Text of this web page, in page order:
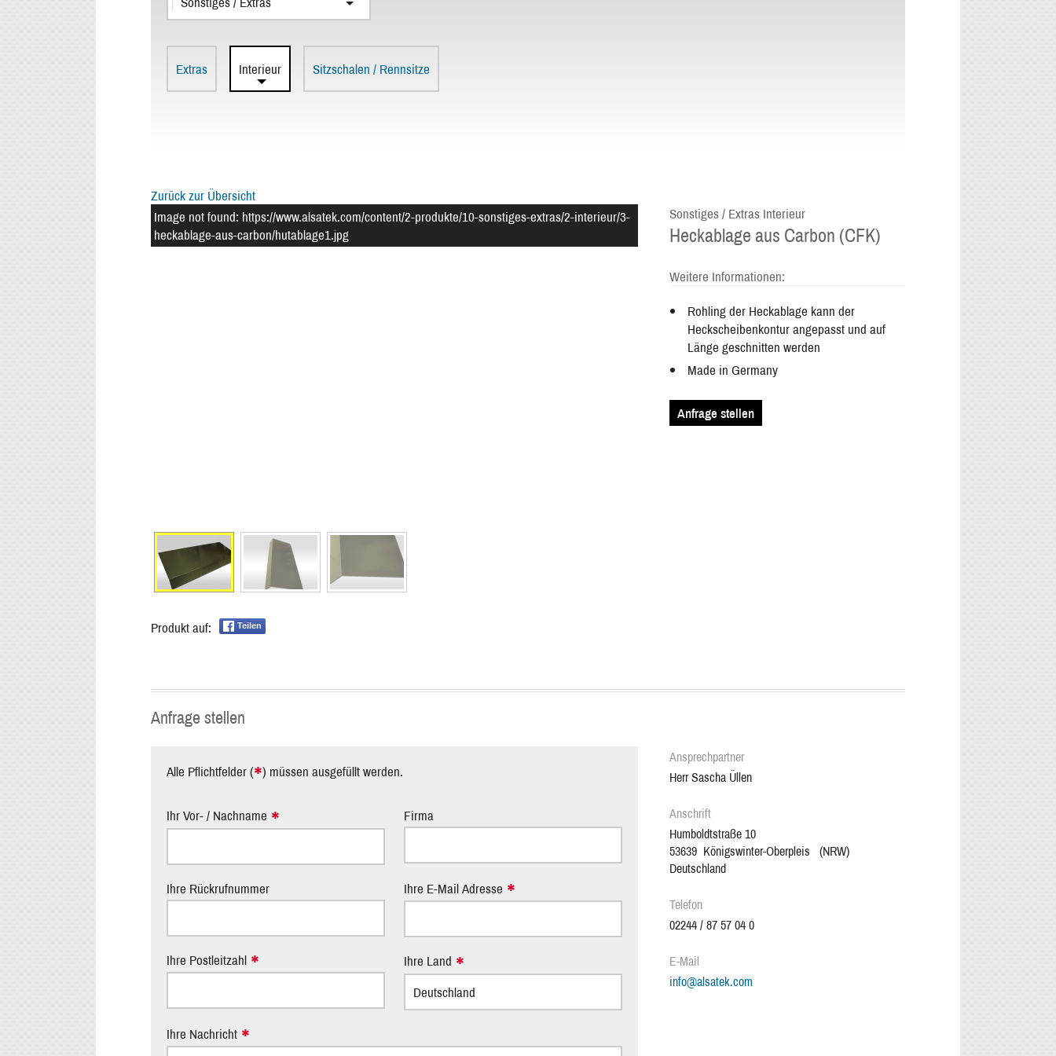
Extras Interieur Sitzschalen / Rennsitze
Zurück zur Übersicht
Image not found: https://www.alsatek.com/content/2-produkte/10-sonstiges-extras/2-interieur/3-
heckablage-aus-carbon/hutablage1.jpg
Produkt auf: Teilen
Sonstiges / Extras Interieur
Heckablage aus Carbon (CFK)
Weitere Informationen:
Rohling der Heckablage kann der
Heckscheibenkontur angepasst und auf
Länge geschnitten werden
Made in Germany
Anfrage stellen
Anfrage stellen
Alle Pflichtfelder (*) müssen ausgefüllt werden.
Ihr Vor- / Nachname Firma
Ihre Rückrufnummer Ihre E-Mail Adresse
Ihre Postleitzahl Ihre Land
Ihre Nachricht
Ansprechpartner
Herr Sascha Üllen
Anschrift
Humboldtstraße 10
53639 Königswinter-Oberpleis (NRW)
Deutschland
Telefon
02244 / 87 57 04 0
E-Mail
info@alsatek.com